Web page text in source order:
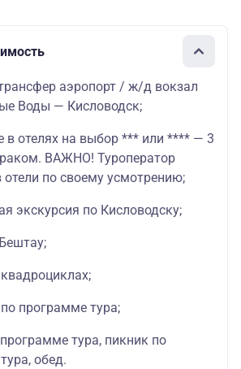
аэропорт / ж/д вокзал
Воды — Кисловодск;
в отелях на выбор *** или **** — 3
ВАЖНО! Туроператор
отели по своему усмотрению;
экскурсия по Кисловодску;
программе тура;
тура, пикник по
обед.